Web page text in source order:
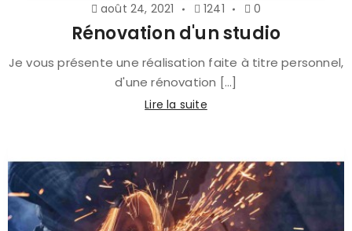
août 24, 2021 1241 0
Rénovation d'un studio
Je vous présente une réalisation faite à titre personnel,
d'une rénovation [...]
Lire la suite